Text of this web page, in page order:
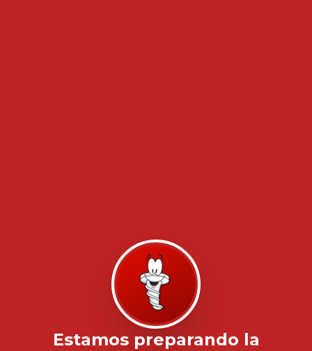
Estamos preparando la